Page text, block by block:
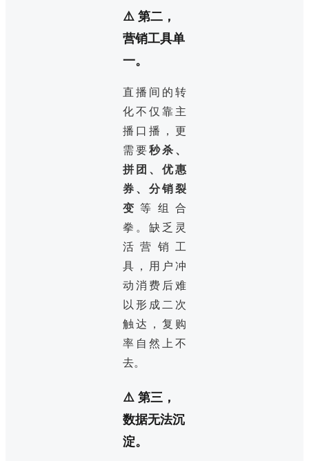
⚠️ 第二，
营销工具单
一。
直播间的转
化不仅靠主
播口播，更
需要秒杀、
拼团、优惠
券、分销裂
变等组合
拳。缺乏灵
活营销工
具，用户冲
动消费后难
以形成二次
触达，复购
率自然上不
去。
⚠️ 第三，
数据无法沉
淀。